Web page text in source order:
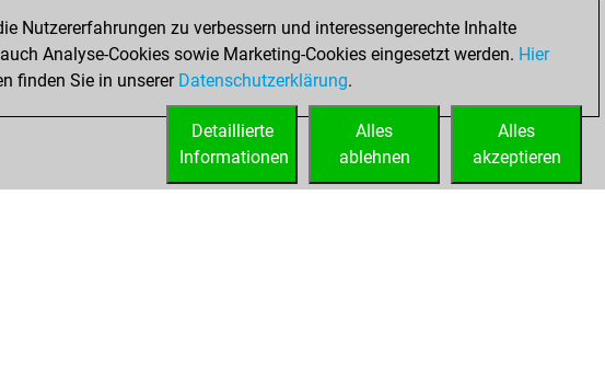
Tactics
Fritz
Nutzererfahrungen zu verbessern und interessengerechte Inhalte
Analyse-Cookies sowie Marketing-Cookies eingesetzt werden. Hier
finden Sie in unserer Datenschutzerklärung.
Alles
akzeptieren
Alles
ablehnen
Detaillierte
Informationen